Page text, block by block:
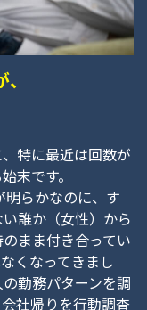
特に最近は回数が
末です。
らかなのに、す
誰か（女性）から
まま付き合ってい
くなってきまし
勤務パターンを調
社帰りを行動調査